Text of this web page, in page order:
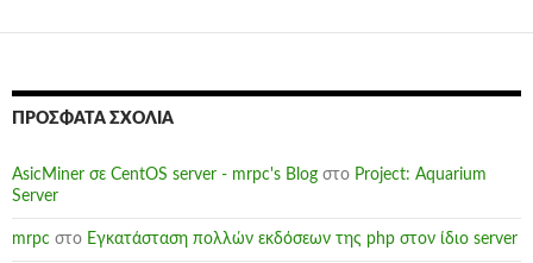
ΠΡΌΣΦΑΤΑ ΣΧΌΛΙΑ
AsicMiner σε CentOS server - mrpc's Blog στο Project: Aquarium
Server
mrpc στο Εγκατάσταση πολλών εκδόσεων της php στον ίδιο server